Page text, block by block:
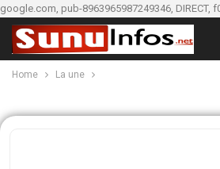
google.com, pub-8963965987249346, DIRECT,
Home La une